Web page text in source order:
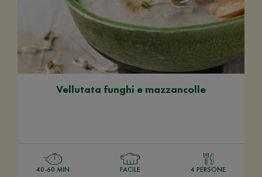
Vellutata funghi e mazzancolle
40-60 MIN FACILE 4 PERSONE